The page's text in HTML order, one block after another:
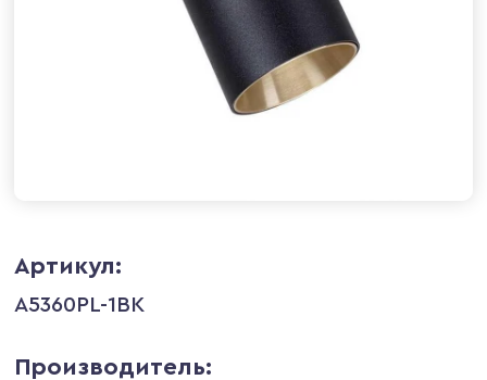
Артикул:
A5360PL-1BK
Производитель: